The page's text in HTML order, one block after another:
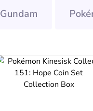
Gundam